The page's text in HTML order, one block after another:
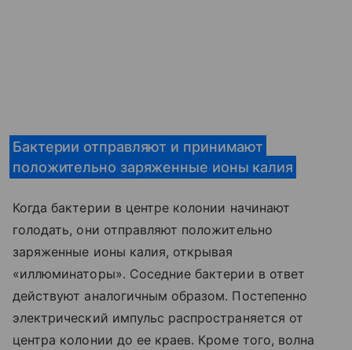
Бактерии отправляют и принимают
положительно заряженные ионы калия
Когда бактерии в центре колонии начинают
голодать, они отправляют положительно
заряженные ионы калия, открывая
«иллюминаторы». Соседние бактерии в ответ
действуют аналогичным образом. Постепенно
электрический импульс распространяется от
центра колонии до ее краев. Кроме того, волна